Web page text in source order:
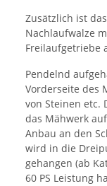
Zusätzlich ist
Nachlaufwalze
Freilaufgetriebe
Pendelnd
Vorderseite des
von Steinen etc.
das Mähwerk
Anbau an den
wird in die
gehangen (ab
60 PS Leistung